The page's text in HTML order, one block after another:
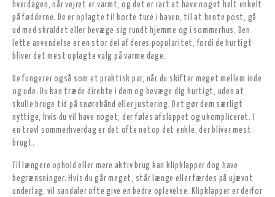
hverdagen, når vejret er varmt, og det er rart at have noget helt enkelt
på fødderne. De er oplagte til korte ture i haven, til at hente post, gå
ud med skraldet eller bevæge sig rundt hjemme og i sommerhus. Den
lette anvendelse er en stor del af deres popularitet, fordi de hurtigt
bliver det mest oplagte valg på varme dage.
De fungerer også som et praktisk par, når du skifter meget mellem inde
og ude. Du kan træde direkte i dem og bevæge dig hurtigt, uden at
skulle bruge tid på snørebånd eller justering. Det gør dem særligt
nyttige, hvis du vil have noget, der føles afslappet og ukompliceret. I
en travl sommerhverdag er det ofte netop det enkle, der bliver mest
brugt.
Til længere ophold eller mere aktiv brug kan klipklapper dog have
begrænsninger. Hvis du går meget, står længe eller færdes på ujævnt
underlag, vil sandaler ofte give en bedre oplevelse. Klipklapper er derfor